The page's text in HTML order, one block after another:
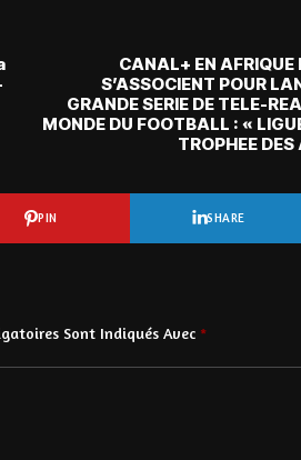
CANAL+ EN AFRIQUE
S’ASSOCIENT POUR
GRANDE SERIE DE TELE-
MONDE DU FOOTBALL : «
TROPHEE
PIN SHARE
Sont Indiqués Avec *